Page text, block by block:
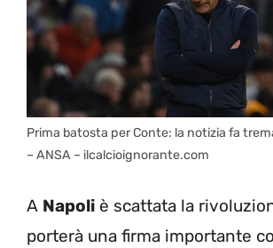
Prima batosta per Conte: la notizia fa
– ANSA – ilcalcioignorante.com
A Napoli è scattata la
porterà una firma importante